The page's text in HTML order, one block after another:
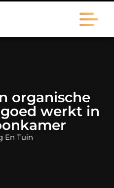
organische
werkt in
En Tuin